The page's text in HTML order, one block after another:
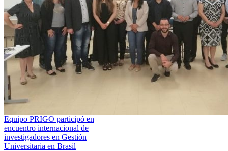
Equipo PRIGO participó en
encuentro internacional de
investigadores en Gestión
Universitaria en Brasil